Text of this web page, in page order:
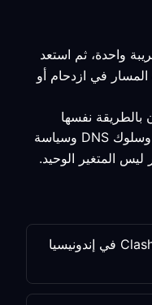
واحدة، ثم استعد
في ازدحام أو
بالطريقة نفسها
تحقق من الحساب وجلسة التطبيق وسلوك DNS وسياسة
المتغير الوحيد.
هل سيؤدي مسار متوافق مع Clash في إندونيسيا